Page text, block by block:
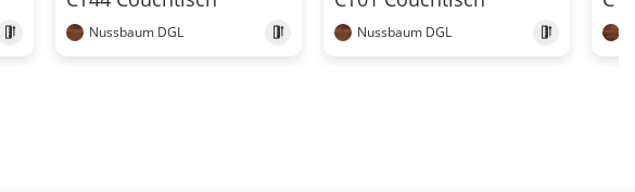
Nussbaum DGL Nussbaum DGL